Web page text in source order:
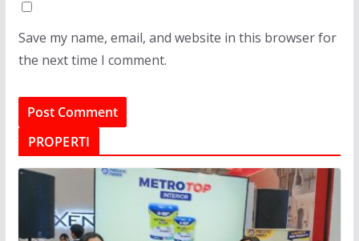
Save my name, email, and website in this browser for
the next time I comment.
PROPERTI